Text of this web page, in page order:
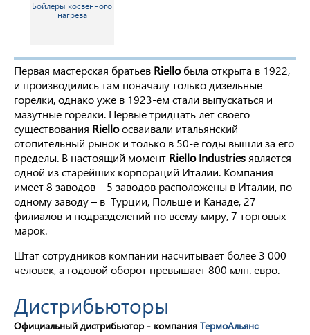
Бойлеры косвенного
нагрева
Первая мастерская братьев Rielloбыла открыта в 1922,
и производились там поначалу только дизельные
горелки, однако уже в 1923-ем стали выпускаться и
мазутные горелки. Первые тридцать лет своего
существования Rielloосваивали итальянский
отопительный рынок и только в 50-е годы вышли за его
пределы. В настоящий момент Riello Industries является
одной из старейших корпораций Италии. Компания
имеет 8 заводов – 5 заводов расположены в Италии, по
одному заводу – в Турции, Польше и Канаде, 27
филиалов и подразделений по всему миру, 7 торговых
марок.
Штат сотрудников компании насчитывает более 3 000
человек, а годовой оборот превышает 800 млн. евро.
Дистрибьюторы
Официальный дистрибьютор - компания ТермоАльянс